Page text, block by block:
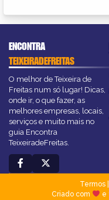
ENCONTRA
TEIXEIRADEFREITAS
O melhor de Teixeira de
Freitas num só lugar! Dicas,
onde ir, o que fazer, as
melhores empresas, locais,
serviços e muito mais no
guia Encontra
TeixeiradeFreitas.
Termos|
Criado com
e